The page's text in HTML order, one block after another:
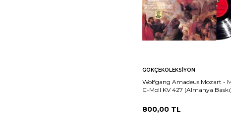
Sepete
Ekle
GÖKÇEKOLEKSIYON
Wolfgang Amadeus Mozart -
C-Moll KV 427 (Almanya
800,00 TL